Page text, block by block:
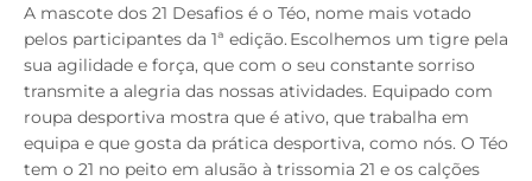
A mascote dos 21 Desafios é o Téo, nome mais votado
pelos participantes da 1ª edição. Escolhemos um tigre pela
sua agilidade e força, que com o seu constante sorriso
transmite a alegria das nossas atividades. Equipado com
roupa desportiva mostra que é ativo, que trabalha em
equipa e que gosta da prática desportiva, como nós. O Téo
tem o 21 no peito em alusão à trissomia 21 e os calções